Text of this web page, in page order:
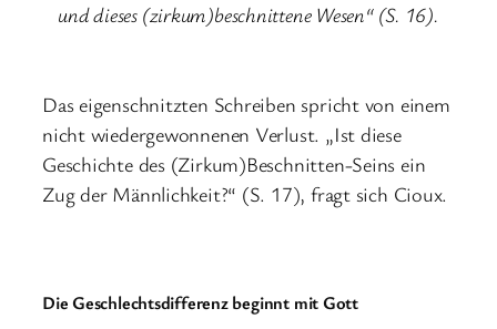
und dieses (zirkum)beschnittene Wesen“ (S. 16).
Das eigenschnitzten Schreiben spricht von einem
nicht wiedergewonnenen Verlust. „Ist diese
Geschichte des (Zirkum)Beschnitten-Seins ein
Zug der Männlichkeit?“ (S. 17), fragt sich Cioux.
Die Geschlechtsdifferenz beginnt mit Gott